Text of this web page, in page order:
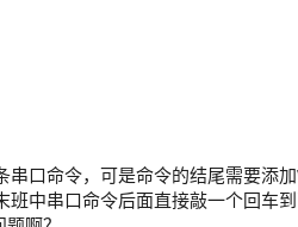
口命令，可是命令的结尾需要添
中串口命令后面直接敲一个回车